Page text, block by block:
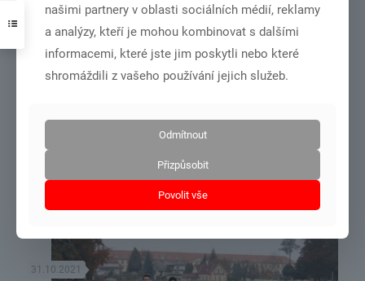
MČR družstev v roce 2022 bude v Chebu.
31.10.2021
našimi partnery v oblasti sociálních médií, reklamy
a analýzy, kteří je mohou kombinovat s dalšími
informacemi, které jste jim poskytli nebo které
shromáždili z vašeho používání jejich služeb.
Odmítnout
Přizpůsobit
Povolit vše